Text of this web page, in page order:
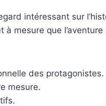
intéressant sur
mesure que
des protagonistes.
mesure.